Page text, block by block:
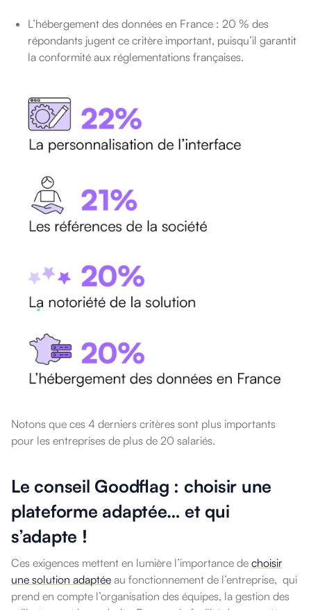
L’hébergement des données en France : 20 % des
répondants jugent ce critère important, puisqu’il garantit
la conformité aux réglementations françaises.
Notons que ces 4 derniers critères sont plus importants
pour les entreprises de plus de 20 salariés.
Le conseil Goodflag : choisir une
plateforme adaptée… et qui
s’adapte !
Ces exigences mettent en lumière l’importance de choisir
une solution adaptée au fonctionnement de l’entreprise, qui
prend en compte l’organisation des équipes, la gestion des